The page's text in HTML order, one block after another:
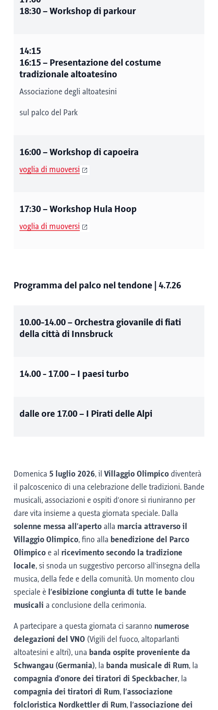
18:30– Workshop di parkour
14:15
16:15– Presentazione del costume
tradizionale altoatesino
Associazione degli altoatesini
sul palco del Park
16:00– Workshop di capoeira
voglia di muoversi
17:30– Workshop Hula Hoop
voglia di muoversi
Programma del palco nel tendone | 4.7.26
10.00-14.00– Orchestra giovanile di fiati
della città di Innsbruck
14.00 - 17.00– I paesi turbo
dalle ore 17.00– I Pirati delle Alpi
Domenica 5 luglio 2026, il Villaggio Olimpico diventerà
il palcoscenico di una celebrazione delle tradizioni. Bande
musicali, associazioni e ospiti d’onore si riuniranno per
dare vita insieme a questa giornata speciale. Dalla
solenne messa all’aperto alla marcia attraverso il
Villaggio Olimpico, fino alla benedizione del Parco
Olimpico e al ricevimento secondo la tradizione
locale, si snoda un suggestivo percorso all’insegna della
musica, della fede e della comunità. Un momento clou
speciale è l’esibizione congiunta di tutte le bande
musicali a conclusione della cerimonia.
A partecipare a questa giornata ci saranno numerose
delegazioni del VNO (Vigili del fuoco, altoparlanti
altoatesini e altri), una banda ospite proveniente da
Schwangau (Germania), la banda musicale di Rum, la
compagnia d’onore dei tiratori di Speckbacher, la
compagnia dei tiratori di Rum, l’associazione
folcloristica Nordkettler di Rum, l’associazione dei